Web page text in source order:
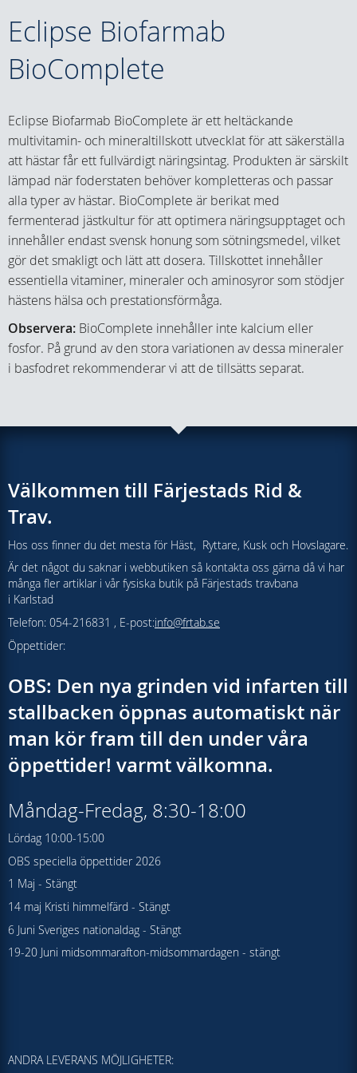
Eclipse Biofarmab
BioComplete
Eclipse Biofarmab BioComplete är ett heltäckande
multivitamin- och mineraltillskott utvecklat för att säkerställa
att hästar får ett fullvärdigt näringsintag. Produkten är särskilt
lämpad när foderstaten behöver kompletteras och passar
alla typer av hästar. BioComplete är berikat med
fermenterad jästkultur för att optimera näringsupptaget och
innehåller endast svensk honung som sötningsmedel, vilket
gör det smakligt och lätt att dosera. Tillskottet innehåller
essentiella vitaminer, mineraler och aminosyror som stödjer
hästens hälsa och prestationsförmåga.
Observera: BioComplete innehåller inte kalcium eller
fosfor. På grund av den stora variationen av dessa mineraler
i basfodret rekommenderar vi att de tillsätts separat.
Välkommen till Färjestads Rid &
Trav.
Hos oss finner du det mesta för Häst, Ryttare, Kusk och Hovslagare.
Är det något du saknar i webbutiken så kontakta oss gärna då vi har
många fler artiklar i vår fysiska butik på Färjestads travbana
i Karlstad
Telefon: 054-216831 , E-post:info@frtab.se
Öppettider:
OBS: Den nya grinden vid infarten till
stallbacken öppnas automatiskt när
man kör fram till den under våra
öppettider! varmt välkomna.
Måndag-Fredag, 8:30-18:00
Lördag 10:00-15:00
OBS speciella öppettider 2026
1 Maj - Stängt
14 maj Kristi himmelfärd - Stängt
6 Juni Sveriges nationaldag - Stängt
19-20 Juni midsommarafton-midsommardagen - stängt
ANDRA LEVERANS MÖJLIGHETER: